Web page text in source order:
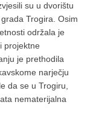
su u dvorištu
Trogira. Osim
održala je
projektne
je prethodila
narječju
da se u Trogiru,
nematerijalna